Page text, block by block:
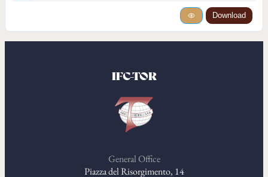
Download
IFC-TOR
General Office
Piazza del Risorgimento, 14